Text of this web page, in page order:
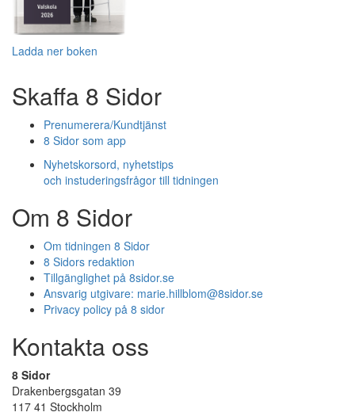
Ladda ner boken
Skaffa 8 Sidor
Prenumerera/Kundtjänst
8 Sidor som app
Nyhetskorsord, nyhetstips
och instuderingsfrågor till tidningen
Om 8 Sidor
Om tidningen 8 Sidor
8 Sidors redaktion
Tillgänglighet på 8sidor.se
Ansvarig utgivare: marie.hillblom@8sidor.se
Privacy policy på 8 sidor
Kontakta oss
8 Sidor
Drakenbergsgatan 39
117 41 Stockholm